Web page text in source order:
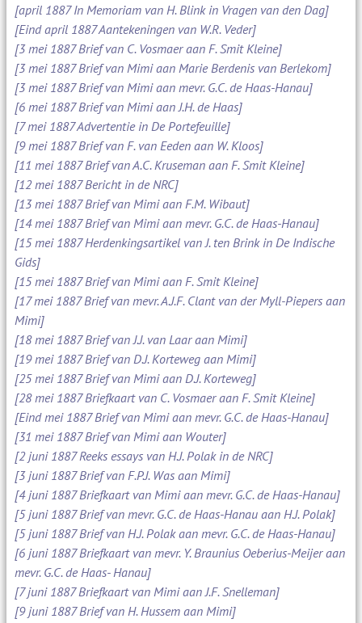
[april 1887 In Memoriam van H. Blink in Vragen van den Dag]
[Eind april 1887 Aantekeningen van W.R. Veder]
[3 mei 1887 Brief van C. Vosmaer aan F. Smit Kleine]
[3 mei 1887 Brief van Mimi aan Marie Berdenis van Berlekom]
[3 mei 1887 Brief van Mimi aan mevr. G.C. de Haas-Hanau]
[6 mei 1887 Brief van Mimi aan J.H. de Haas]
[7 mei 1887 Advertentie in De Portefeuille]
[9 mei 1887 Brief van F. van Eeden aan W. Kloos]
[11 mei 1887 Brief van A.C. Kruseman aan F. Smit Kleine]
[12 mei 1887 Bericht in de NRC]
[13 mei 1887 Brief van Mimi aan F.M. Wibaut]
[14 mei 1887 Brief van Mimi aan mevr. G.C. de Haas-Hanau]
[15 mei 1887 Herdenkingsartikel van J. ten Brink in De Indische
Gids]
[15 mei 1887 Brief van Mimi aan F. Smit Kleine]
[17 mei 1887 Brief van mevr. A.J.F. Clant van der Myll-Piepers aan
Mimi]
[18 mei 1887 Brief van J.J. van Laar aan Mimi]
[19 mei 1887 Brief van D.J. Korteweg aan Mimi]
[25 mei 1887 Brief van Mimi aan D.J. Korteweg]
[28 mei 1887 Briefkaart van C. Vosmaer aan F. Smit Kleine]
[Eind mei 1887 Brief van Mimi aan mevr. G.C. de Haas-Hanau]
[31 mei 1887 Brief van Mimi aan Wouter]
[2 juni 1887 Reeks essays van H.J. Polak in de NRC]
[3 juni 1887 Brief van F.P.J. Was aan Mimi]
[4 juni 1887 Briefkaart van Mimi aan mevr. G.C. de Haas-Hanau]
[5 juni 1887 Brief van mevr. G.C. de Haas-Hanau aan H.J. Polak]
[5 juni 1887 Brief van H.J. Polak aan mevr. G.C. de Haas-Hanau]
[6 juni 1887 Briefkaart van mevr. Y. Braunius Oeberius-Meijer aan
mevr. G.C. de Haas- Hanau]
[7 juni 1887 Briefkaart van Mimi aan J.F. Snelleman]
[9 juni 1887 Brief van H. Hussem aan Mimi]